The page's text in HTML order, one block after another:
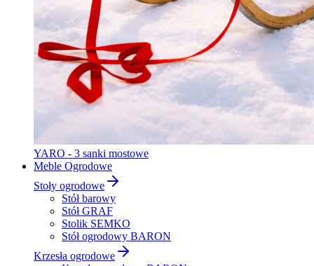
YARO - 3 sanki mostowe
Meble Ogrodowe
Stoły ogrodowe
Stół barowy
Stół GRAF
Stolik SEMKO
Stół ogrodowy BARON
Krzesła ogrodowe